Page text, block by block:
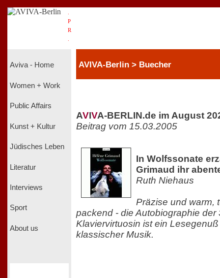
P
R
Aviva - Home
Women + Work
Public Affairs
Kunst + Kultur
Jüdisches Leben
Literatur
Interviews
Sport
About us
AVIVA-Berlin > Buecher
AVIVA-BERLIN.de im August
Beitrag vom 15.03.2005
In Wolfssonate
Grimaud ihr
Ruth Niehaus
Präzise und warm,
packend - die Autobiographie der
Klaviervirtuosin ist ein
klassischer Musik.